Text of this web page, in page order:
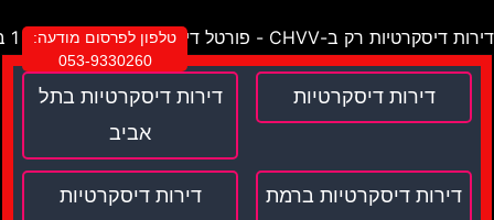
דירות דיסקרטיות רק ב-CHVV - פורטל דירות דיסקרטיות מספר 1 בישראל !
טלפון לפרסום מודעה:
053-9330260
דירות דיסקרטיות
דירות דיסקרטיות בתל
אביב
דירות דיסקרטיות ברמת
דירות דיסקרטיות